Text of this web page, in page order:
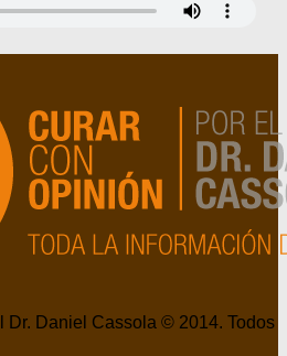
Dr. Daniel Cassola © 2014. Todos